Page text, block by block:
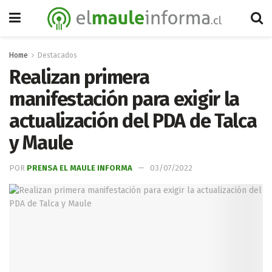
Home Destacados
Realizan primera
manifestación para exigir la
actualización del PDA de Talca
y Maule
POR PRENSA EL MAULE INFORMA 03/07/2022